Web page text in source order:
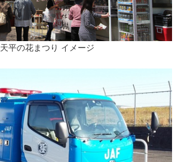
天平の花まつり イメージ